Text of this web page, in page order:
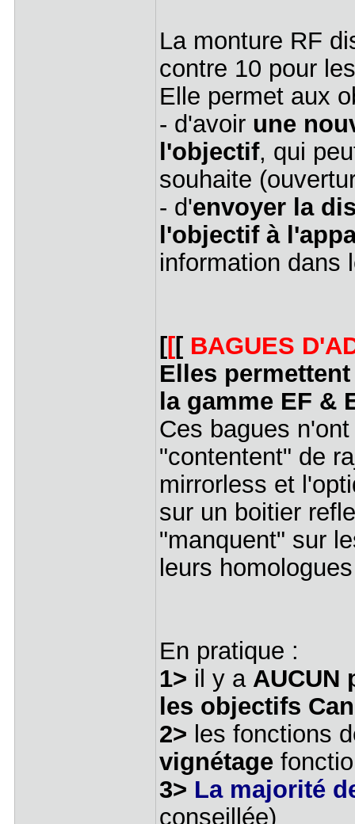
La monture RF
contre 10 pour
Elle permet aux
- d'avoir une
l'objectif, qui
souhaite
- d'envoyer la
l'objectif à
information dans
[[[ BAGUES
Elles
la gamme EF &
Ces bagues
"contentent" de
mirrorless et
sur un boitier
"manquent" sur
leurs
En pratique :
1> il y a AUCUN
les objectifs
2> les fonctions
vignétage
3> La majorité
conseillée)